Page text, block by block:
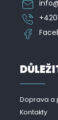
info
Doprava a
Kontakty